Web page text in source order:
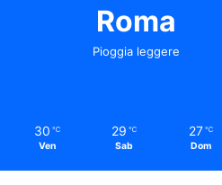
Roma
Pioggia leggere
30 ℃
Ven
29 ℃
Sab
27 ℃
Dom